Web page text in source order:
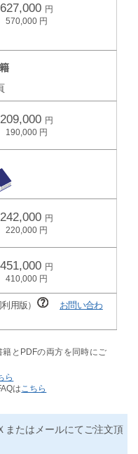
627,000
570,000
209,000
190,000
242,000
220,000
451,000
410,000
利用版）
お問い合わ
とPDFの両方を同時にご
ら
は こちら
またはメールにてご注文頂